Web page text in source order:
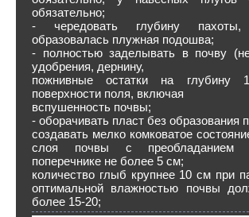
обязательно;
- чередовать глубину
образовалась плужная подошва;
- полностью заделывать в почву
удобрения, дернину,
пожнивные остатки на глубину
поверхности поля, включая
вспушенность почвы;
- оборачивать пласт без образования
создавать мелко комковатое
слоя почвы с преобладанием
поперечнике не более 5 см;
количество глыб крупнее 10 см при
оптимальной влажностью почвы
более 15-20;